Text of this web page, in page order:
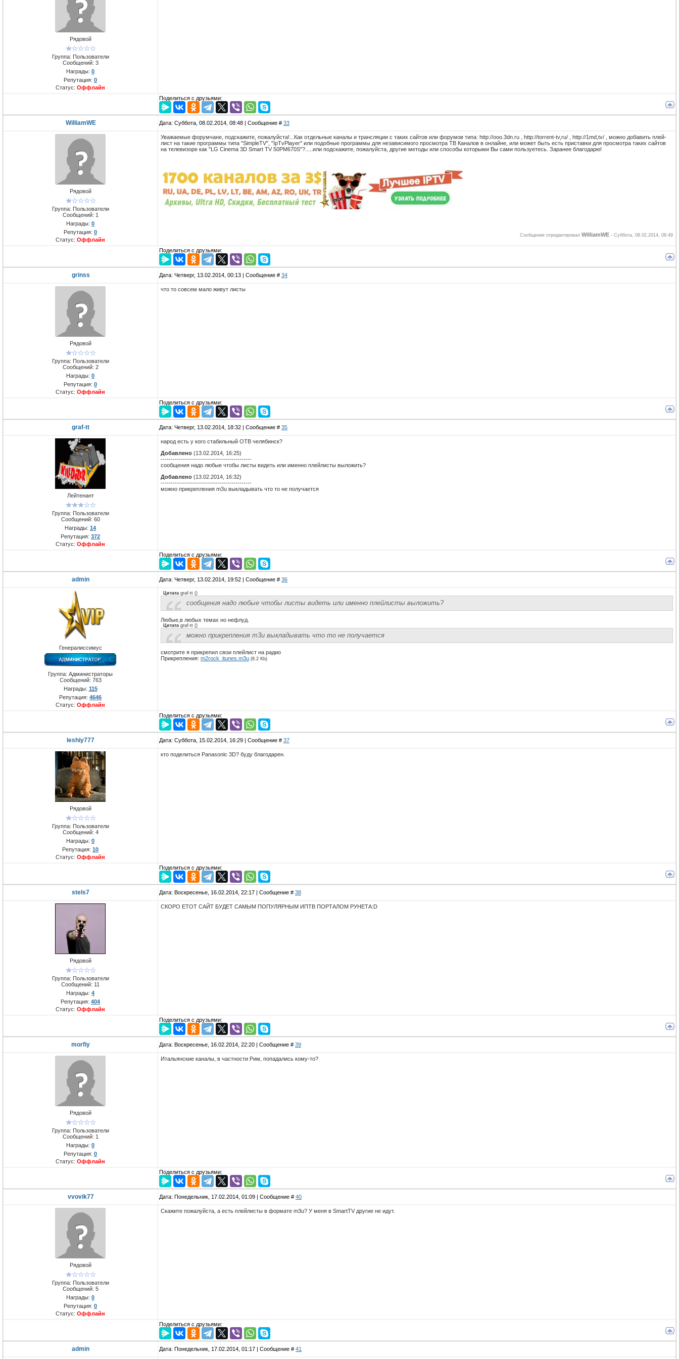
Рядовой
Группа: Пользователи
Сообщений: 3
Награды: 0
Репутация: 0
Статус: Оффлайн
Поделиться с друзьями:
WilliamWE Дата: Суббота, 08.02.2014, 08:48 | Сообщение # 33
Рядовой
Группа: Пользователи
Сообщений: 1
Награды: 0
Репутация: 0
Статус: Оффлайн
Уважаемые форумчане, подскажите, пожалуйста!...Как отдельные каналы и трансляции с таких сайтов или форумов типа: http://ooo.3dn.ru , http://torrent-tv,ru/ , http://1md,tv/ , можно добавить плей-
лист на такие программы типа "SimpleTV", "IpTvPlayer" или подобные программы для независимого просмотра ТВ Каналов в онлайне, или может быть есть приставки для просмотра таких сайтов
на телевизоре как "LG Cinema 3D Smart TV 50PM670S"?.....или подскажите, пожалуйста, другие методы или способы которыми Вы сами пользуетесь. Заранее благодарю!
Сообщение отредактировал WilliamWE - Суббота, 08.02.2014, 08:49
Поделиться с друзьями:
grinss Дата: Четверг, 13.02.2014, 00:13 | Сообщение # 34
Рядовой
Группа: Пользователи
Сообщений: 2
Награды: 0
Репутация: 0
Статус: Оффлайн
что то совсем мало живут листы
Поделиться с друзьями:
graf-tt Дата: Четверг, 13.02.2014, 18:32 | Сообщение # 35
Лейтенант
Группа: Пользователи
Сообщений: 60
Награды: 14
Репутация: 372
Статус: Оффлайн
народ есть у кого стабильный ОТВ челябинск?
Добавлено (13.02.2014, 16:25)
---------------------------------------------
сообщения надо любые чтобы листы видеть или именно плейлисты выложить?
Добавлено (13.02.2014, 16:32)
---------------------------------------------
можно прикрепления m3u выкладывать что то не получается
Поделиться с друзьями:
admin Дата: Четверг, 13.02.2014, 19:52 | Сообщение # 36
Генералиссимус
Группа: Администраторы
Сообщений: 763
Награды: 115
Репутация: 4646
Статус: Оффлайн
Цитата graf-tt ()
сообщения надо любые чтобы листы видеть или именно плейлисты выложить?
Любые,в любых темах но нефлуд.
Цитата graf-tt ()
можно прикрепления m3u выкладывать что то не получается
смотрите я прикрепил свои плейлист на радио
Прикрепления: m2rock_itunes.m3u (8.2 Kb)
Поделиться с друзьями:
leshiy777 Дата: Суббота, 15.02.2014, 16:29 | Сообщение # 37
Рядовой
Группа: Пользователи
Сообщений: 4
Награды: 0
Репутация: 10
Статус: Оффлайн
кто поделиться Panasonic 3D? буду благодарен.
Поделиться с друзьями:
stels7 Дата: Воскресенье, 16.02.2014, 22:17 | Сообщение # 38
Рядовой
Группа: Пользователи
Сообщений: 11
Награды: 4
Репутация: 404
Статус: Оффлайн
СКОРО ЕТОТ САЙТ БУДЕТ САМЫМ ПОПУЛЯРНЫМ ИПТВ ПОРТАЛОМ РУНЕТА:D
Поделиться с друзьями:
morfiy Дата: Воскресенье, 16.02.2014, 22:20 | Сообщение # 39
Рядовой
Группа: Пользователи
Сообщений: 1
Награды: 0
Репутация: 0
Статус: Оффлайн
Итальянские каналы, в частности Рим, попадались кому-то?
Поделиться с друзьями:
vvovik77 Дата: Понедельник, 17.02.2014, 01:09 | Сообщение # 40
Рядовой
Группа: Пользователи
Сообщений: 5
Награды: 0
Репутация: 0
Статус: Оффлайн
Скажите пожалуйста, а есть плейлисты в формате m3u? У меня в SmartTV другие не идут.
Поделиться с друзьями:
admin Дата: Понедельник, 17.02.2014, 01:17 | Сообщение # 41